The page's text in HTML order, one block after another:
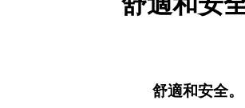
舒適和安全。